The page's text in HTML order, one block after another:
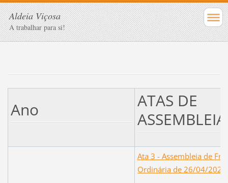
Aldeia Viçosa
A trabalhar para si!
Ano
ATAS DE
ASSEMBLEIA
Ata 3 - Assembleia de
Ordinária de 26/04/2026